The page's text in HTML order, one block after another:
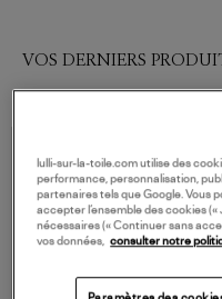
VOS DERNIERS
lulli-sur-la-toile.com utilise des
performance, personnalisation,
partenaires tels que Google. Vous
accepter l’ensemble des cookies
nécessaires (« Continuer sans
vos données,
consulter notre